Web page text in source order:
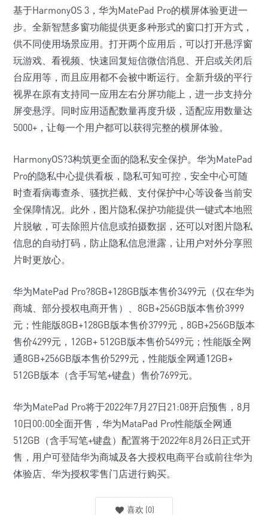
基于HarmonyOS 3，华为MatePad Pro的横屏体验更进一
步。全新智慧多窗功能提供更多种形式的窗口打开方式，
供不同使用场景应用。打开两个应用后，可以打开悬浮窗
玩游戏、看视频、快速回复短信微信消息、开启或关闭后
台应用等，而且应用都不会被中断运行。全新升级的平行
视界在原有支持同一应用左右分屏功能上，进一步支持分
屏变悬浮。同时应用适配数量再度升级，适配应用数量达
5000+，让每一个用户都可以获得完整的横屏体验。
HarmonyOS?3构筑更全面的隐私安全保护。华为MatePad
Pro的隐私中心提供看板，隐私可知可控，安全中心可随
时查看病毒查杀、骚扰拦截、支付保护中心等设备当前安
全保障情况。此外，图片隐私保护功能提供一键式本地照
片脱敏，可去除照片信息或拍摄数据，还可以对图片隐私
信息的自动打码，防止隐私信息泄露，让用户对外分享照
片时更放心。
华为MatePad Pro?8GB+128GB版本售价3499元（仅在华为
商城、部分授权电商开售）、8GB+256GB版本售价3999
元；性能版8GB+128GB版本售价3799元，8GB+256GB版本
售价4299元，12GB+ 512GB版本售价5499元；性能版全网
通8GB+256GB版本售价5299元，性能版全网通12GB+
512GB版本（含手写笔+键盘）售价7699元。
华为MatePad Pro将于2022年7月27日21:08开启预售，8月
10日00:00全面开售，华为MataPad Pro性能版全网通
512GB（含手写笔+键盘）配置将于2022年8月26日正式开
售，用户可登陆华为商城及各大授权电商平台或前往华为
体验店、华为授权零售门店进行购买。
喜欢 (0)